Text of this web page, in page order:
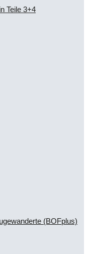
Teile 3+4
(BOFplus)